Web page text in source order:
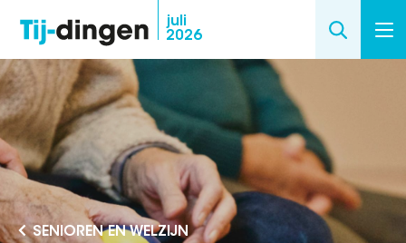
naar
de
inhoud
gaan
juli
2026
SENIOREN EN WELZIJN